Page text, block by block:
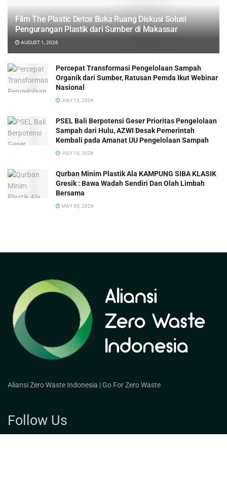
Film The Plastic Detox Buka Ruang Diskusi Solusi
Pengurangan Plastik dari Sumber di Makassar
AUGUST 1, 2026
Percepat Transformasi Pengelolaan Sampah
Organik dari Sumber, Ratusan Pemda Ikut Webinar
Nasional
JULY 13, 2026
PSEL Bali Berpotensi Geser Prioritas Pengelolaan
Sampah dari Hulu, AZWI Desak Pemerintah
Kembali pada Amanat UU Pengelolaan Sampah
JULY 10, 2026
Qurban Minim Plastik Ala KAMPUNG SIBA KLASIK
Gresik : Bawa Wadah Sendiri Dan Olah Limbah
Bersama
MAY 30, 2026
Aliansi Zero Waste Indonesia | Go For Zero Waste
Follow Us